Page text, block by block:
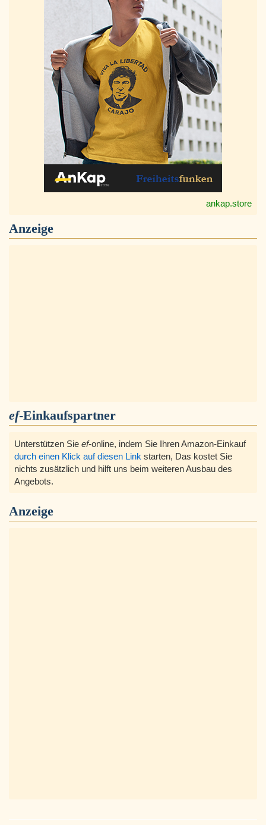
ankap.store
Anzeige
ef-Einkaufspartner
Unterstützen Sie ef-online, indem Sie Ihren Amazon-Einkauf
durch einen Klick auf diesen Link starten, Das kostet Sie
nichts zusätzlich und hilft uns beim weiteren Ausbau des
Angebots.
Anzeige